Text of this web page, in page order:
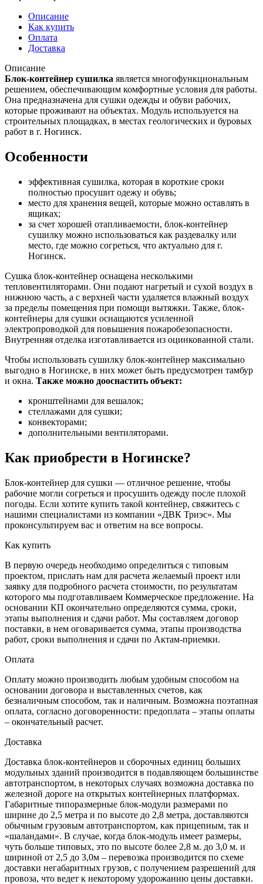
Описание
Как купить
Оплата
Доставка
Описание
Блок-контейнер сушилка является многофункциональным
решением, обеспечивающим комфортные условия для работы.
Она предназначена для сушки одежды и обуви рабочих,
которые проживают на объектах. Модуль используется на
строительных площадках, в местах геологических и буровых
работ в г. Ногинск.
Особенности
эффективная сушилка, которая в короткие сроки
полностью просушит одежу и обувь;
место для хранения вещей, которые можно оставлять в
ящиках;
за счет хорошей отапливаемости, блок-контейнер
сушилку можно использоваться как раздевалку или
место, где можно согреться, что актуально для г.
Ногинск.
Сушка блок-контейнер оснащена несколькими
тепловентиляторами. Они подают нагретый и сухой воздух в
нижнюю часть, а с верхней части удаляется влажный воздух
за пределы помещения при помощи вытяжки. Также, блок-
контейнеры для сушки оснащаются усиленной
электропроводкой для повышения пожаробезопасности.
Внутренняя отделка изготавливается из оцинкованной стали.
Чтобы использовать сушилку блок-контейнер максимально
выгодно в Ногинске, в них может быть предусмотрен тамбур
и окна. Также можно дооснастить объект:
кронштейнами для вешалок;
стеллажами для сушки;
конвекторами;
дополнительными вентиляторами.
Как приобрести в Ногинске?
Блок-контейнер для сушки — отличное решение, чтобы
рабочие могли согреться и просушить одежду после плохой
погоды. Если хотите купить такой контейнер, свяжитесь с
нашими специалистами из компании «ДВК Триэс». Мы
проконсультируем вас и ответим на все вопросы.
Как купить
В первую очередь необходимо определиться с типовым
проектом, прислать нам для расчета желаемый проект или
заявку для подробного расчета стоимости, по результатам
которого мы подготавливаем Коммерческое предложение. На
основании КП окончательно определяются сумма, сроки,
этапы выполнения и сдачи работ. Мы составляем договор
поставки, в нем оговаривается сумма, этапы производства
работ, сроки выполнения и сдачи по Актам-приемки.
Оплата
Оплату можно производить любым удобным способом на
основании договора и выставленных счетов, как
безналичным способом, так и наличным. Возможна поэтапная
оплата, согласно договоренности: предоплата – этапы оплаты
– окончательный расчет.
Доставка
Доставка блок-контейнеров и сборочных единиц больших
модульных зданий производится в подавляющем большинстве
автотранспортом, в некоторых случаях возможна доставка по
железной дороге на открытых контейнерных платформах.
Габаритные типоразмерные блок-модули размерами по
ширине до 2,5 метра и по высоте до 2,8 метра, доставляются
обычным грузовым автотранспортом, как прицепным, так и
«шаландами». В случае, когда блок-модуль имеет размеры,
чуть больше типовых, это по высоте более 2,8 м. до 3,0 м. и
шириной от 2,5 до 3,0м – перевозка производится по схеме
доставки негабаритных грузов, с получением разрешений для
провоза, что ведет к некоторому удорожанию цены доставки.